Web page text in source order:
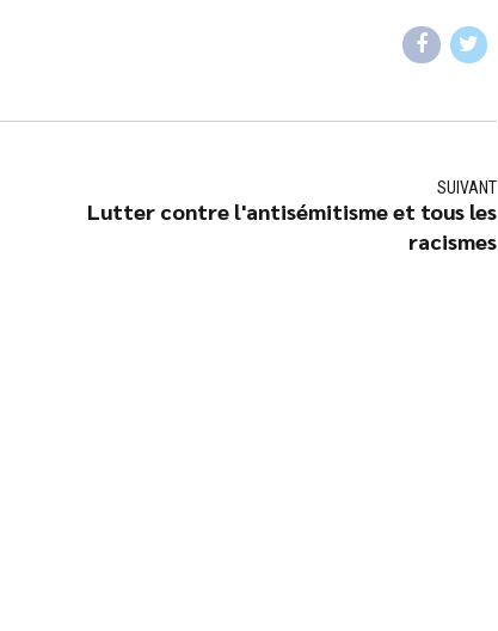
SUIVANT
Lutter contre l'antisémitisme et tous les
racismes